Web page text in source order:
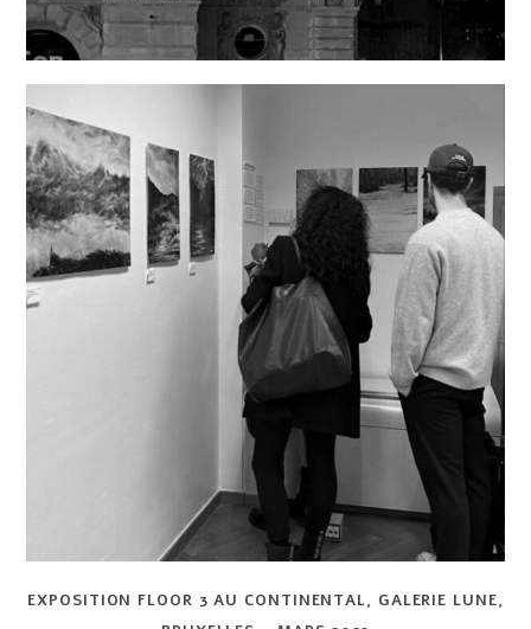
EXPOSITION FLOOR 3 AU CONTINENTAL, GALERIE LUNE,